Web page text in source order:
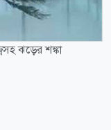
ঝড়ের শঙ্কা